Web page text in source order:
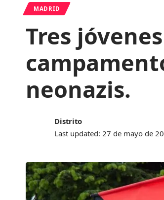
MADRID
Tres
neonazis.
Last updated: 27 de mayo de
Distrito